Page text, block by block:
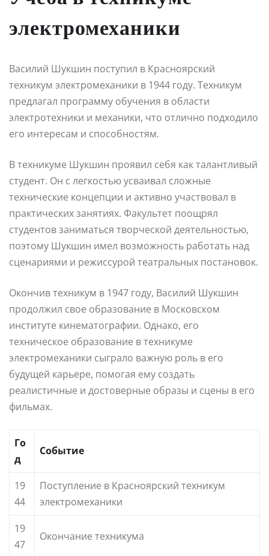
электромеханики
Василий Шукшин поступил в Красноярский
техникум электромеханики в 1944 году. Техникум
предлагал программу обучения в области
электротехники и механики, что отлично подходило
его интересам и способностям.
В техникуме Шукшин проявил себя как талантливый
студент. Он с легкостью усваивал сложные
технические концепции и активно участвовал в
практических занятиях. Факультет поощрял
студентов заниматься творческой деятельностью,
поэтому Шукшин имел возможность работать над
сценариями и режиссурой театральных постановок.
Окончив техникум в 1947 году, Василий Шукшин
продолжил свое образование в Московском
институте кинематографии. Однако, его
техническое образование в техникуме
электромеханики сыграло важную роль в его
будущей карьере, помогая ему создать
реалистичные и достоверные образы и сцены в его
фильмах.
Го
д
Событие
19
44
Поступление в Красноярский техникум
электромеханики
19
47
Окончание техникума